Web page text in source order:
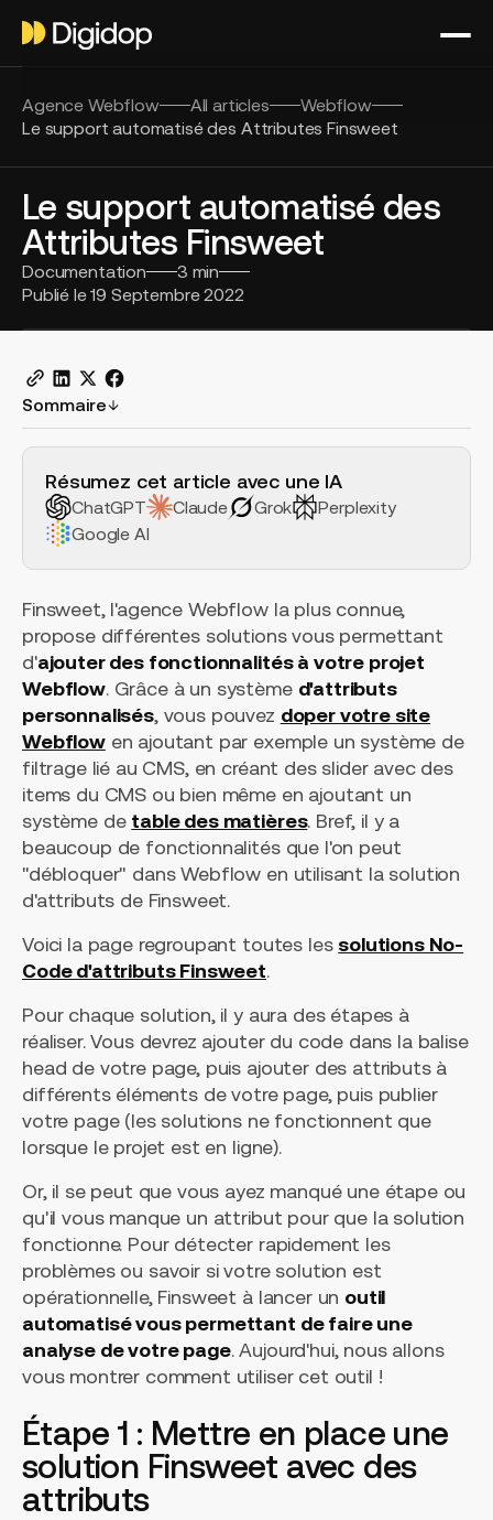
Agence Webflow All articles
Webflow
Le support automatisé des Attributes Finsweet
Le support automatisé des
Attributes Finsweet
Documentation 3 min
Publié le19 Septembre 2022
Sommaire
Résumez cet article avec une IA
ChatGPT Claude Grok
Perplexity
Google AI
Finsweet, l'agence Webflow la plus connue,
propose différentes solutions vous permettant
d'ajouter des fonctionnalités à votre projet
Webflow. Grâce à un système d'attributs
personnalisés, vous pouvez doper votre site
Webflowen ajoutant par exemple un système de
filtrage lié au CMS, en créant des slider avec des
items du CMS ou bien même en ajoutant un
système de table des matières. Bref, il y a
beaucoup de fonctionnalités que l'on peut
"débloquer" dans Webflow en utilisant la solution
d'attributs de Finsweet.
Voici la page regroupant toutes les solutions No-
Code d'attributs Finsweet.
Pour chaque solution, il y aura des étapes à
réaliser. Vous devrez ajouter du code dans la balise
head de votre page, puis ajouter des attributs à
différents éléments de votre page, puis publier
votre page (les solutions ne fonctionnent que
lorsque le projet est en ligne).
Or, il se peut que vous ayez manqué une étape ou
qu'il vous manque un attribut pour que la solution
fonctionne. Pour détecter rapidement les
problèmes ou savoir si votre solution est
opérationnelle, Finsweet à lancer un outil
automatisé vous permettant de faire une
analyse de votre page. Aujourd'hui, nous allons
vous montrer comment utiliser cet outil !
Étape 1 : Mettre en place une
solution Finsweet avec des
attributs